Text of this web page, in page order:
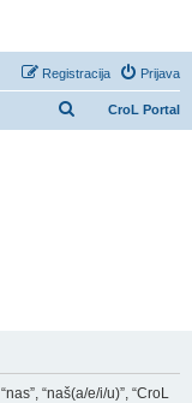
Prijava
Registracija
CroL Portal
“naš(a/e/i/u)”, “CroL